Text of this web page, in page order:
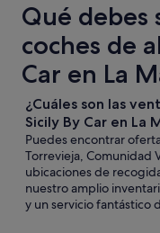
Qué debes
coches de
Car en La
¿Cuáles son las
Sicily By Car en La
Puedes encontrar
Torrevieja, Comunidad
ubicaciones de
nuestro amplio
y un servicio fantástico